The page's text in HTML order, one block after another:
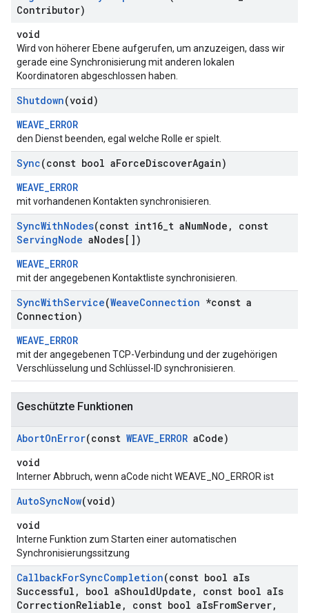
Contributor)
void
Wird von höherer Ebene aufgerufen, um anzuzeigen, dass wir
gerade eine Synchronisierung mit anderen lokalen
Koordinatoren abgeschlossen haben.
Shutdown(void)
WEAVE_ERROR
den Dienst beenden, egal welche Rolle er spielt.
Sync(const bool aForceDiscoverAgain)
WEAVE_ERROR
mit vorhandenen Kontakten synchronisieren.
SyncWithNodes(const int16 t aNumNode ,
const
ServingNode aNodes[])
WEAVE_ERROR
mit der angegebenen Kontaktliste synchronisieren.
SyncWithService(WeaveConnection *const a
Connection)
WEAVE_ERROR
mit der angegebenen TCP-Verbindung und der zugehörigen
Verschlüsselung und Schlüssel-ID synchronisieren.
Geschützte Funktionen
AbortOnError(const WEAVE_ERROR aCode)
void
Interner Abbruch, wenn aCode nicht WEAVE_NO_ERROR ist
AutoSyncNow(void)
void
Interne Funktion zum Starten einer automatischen
Synchronisierungssitzung
CallbackForSyncCompletion(const bool aIs
Successful , bool aShouldUpdate , const bool aIs
CorrectionReliable , const bool aIsFromServer,